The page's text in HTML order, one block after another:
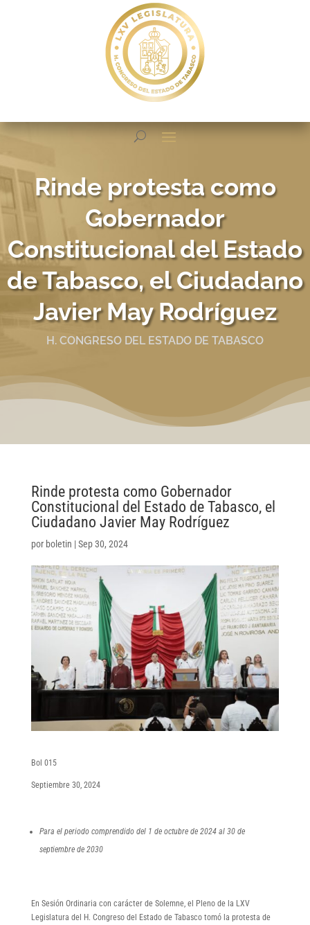
Rinde protesta como
Gobernador
Constitucional del Estado
de Tabasco, el Ciudadano
Javier May Rodríguez
H. CONGRESO DEL ESTADO DE TABASCO
Rinde protesta como Gobernador
Constitucional del Estado de Tabasco, el
Ciudadano Javier May Rodríguez
por boletin |Sep 30, 2024
Bol 015
Septiembre 30, 2024
Para el periodo comprendido del 1 de octubre de 2024 al 30 de
septiembre de 2030
En Sesión Ordinaria con carácter de Solemne, el Pleno de la LXV
Legislatura del H. Congreso del Estado de Tabasco tomó la protesta de